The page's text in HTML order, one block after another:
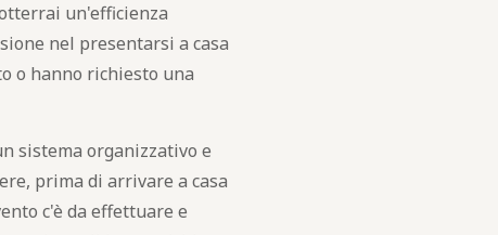
un'efficienza
nel presentarsi a casa
o hanno richiesto una
sistema organizzativo e
prima di arrivare a casa
c'è da effettuare e